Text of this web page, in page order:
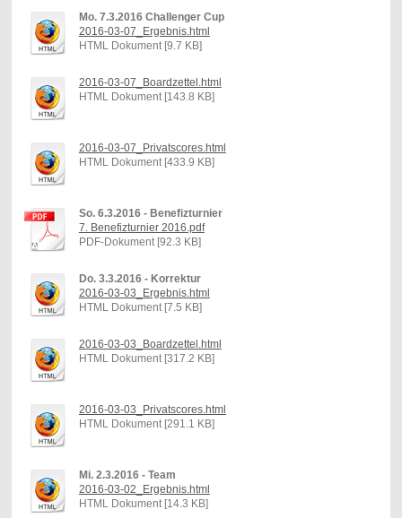
Mo. 7.3.2016 Challenger Cup
2016-03-07_Ergebnis.html
HTML Dokument [9.7 KB]
2016-03-07_Boardzettel.html
HTML Dokument [143.8 KB]
2016-03-07_Privatscores.html
HTML Dokument [433.9 KB]
So. 6.3.2016 - Benefizturnier
7. Benefizturnier 2016.pdf
PDF-Dokument [92.3 KB]
Do. 3.3.2016 - Korrektur
2016-03-03_Ergebnis.html
HTML Dokument [7.5 KB]
2016-03-03_Boardzettel.html
HTML Dokument [317.2 KB]
2016-03-03_Privatscores.html
HTML Dokument [291.1 KB]
Mi. 2.3.2016 - Team
2016-03-02_Ergebnis.html
HTML Dokument [14.3 KB]